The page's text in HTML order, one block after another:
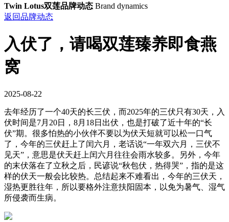
Twin Lotus双莲品牌动态 Brand dynamics
返回品牌动态
入伏了，请喝双莲臻养即食燕
窝
2025-08-22
去年经历了一个40天的长三伏，而2025年的三伏只有30天，入
伏时间是7月20日，8月18日出伏，也是打破了近十年的“长
伏”期。很多怕热的小伙伴不要以为伏天短就可以松一口气
了，今年的三伏赶上了闰六月，老话说“一年双六月，三伏不
见天”，意思是伏天赶上闰六月往往会雨水较多。另外，今年
的末伏落在了立秋之后，民谚说“秋包伏，热得哭”，指的是这
样的伏天一般会比较热。总结起来不难看出，今年的三伏天，
湿热更胜往年，所以要格外注意扶阳固本，以免为暑气、湿气
所侵袭而生病。